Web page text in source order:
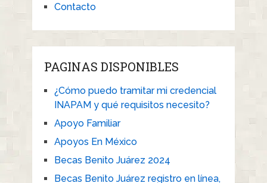
Contacto
PAGINAS DISPONIBLES
¿Cómo puedo tramitar mi credencial
INAPAM y qué requisitos necesito?
Apoyo Familiar
Apoyos En México
Becas Benito Juárez 2024
Becas Benito Juárez registro en línea,